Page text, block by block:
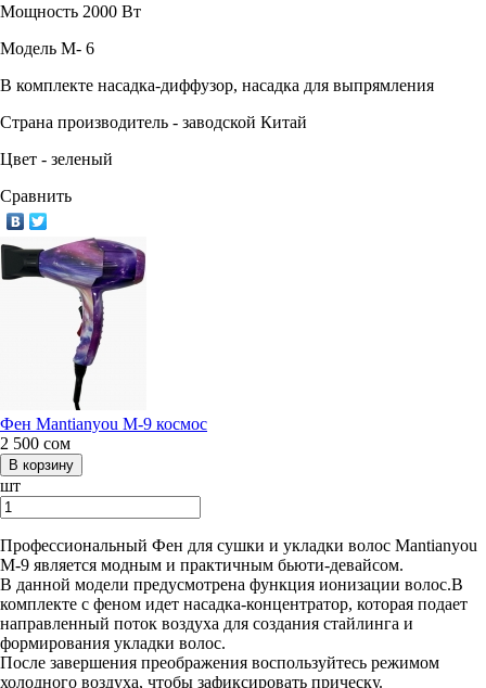
Мощность 2000 Вт
Модель M- 6
В комплекте насадка-диффузор, насадка для выпрямления
Страна производитель - заводской Китай
Цвет - зеленый
Сравнить
Фен Mantianyou М-9 космос
2 500 сом
шт
Профессиональный Фен для сушки и укладки волос Mantianyou
М-9 является модным и практичным бьюти-девайсом.
В данной модели предусмотрена функция ионизации волос.В
комплекте с феном идет насадка-концентратор, которая подает
направленный поток воздуха для создания стайлинга и
формирования укладки волос.
После завершения преображения воспользуйтесь режимом
холодного воздуха, чтобы зафиксировать прическу.